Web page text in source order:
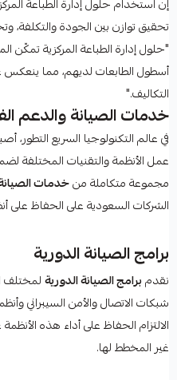
تحقيق توازن بين الجودة والتكلفة،
"حلول إدارة الطباعة المركزية
أسطول الطابعات لديهم، مما ينعكس
التكاليف."
خدمات الصيانة والدعم
في عالم التكنولوجيا السريع
عمل الأنظمة والتقنيات المختلفة
مجموعة متكاملة منخدمات
الشركات السعودية على الحفاظ على
برامج الصيانة الدورية
نقدمبرامج الصيانة الدوريةلمختلف
شبكات الاتصال والأمن السيبراني
الالتزام الحفاظ على أداء هذه
غير المخطط لها.